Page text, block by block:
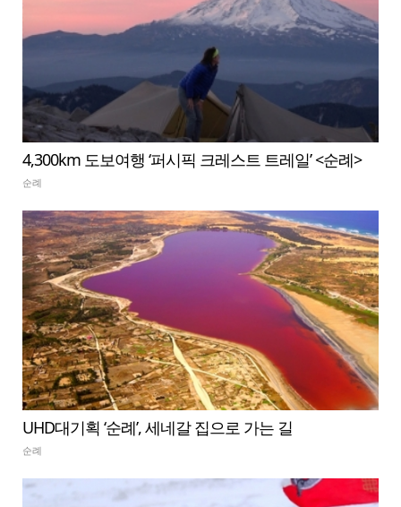
4,300km 도보여행 ‘퍼시픽 크레스트 트레일’ <순례>
순례
UHD대기획 ‘순례’, 세네갈 집으로 가는 길
순례